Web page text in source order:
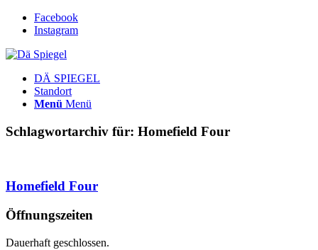
Facebook
Instagram
DÄ SPIEGEL
Standort
Menü Menü
Schlagwortarchiv für: Homefield Four
Homefield Four
Öffnungszeiten
Dauerhaft geschlossen.